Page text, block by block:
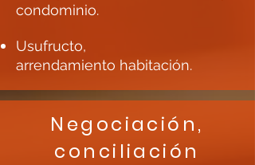
condominio.
Usufructo,
arrendamiento habitación.
Negociación,
conciliación